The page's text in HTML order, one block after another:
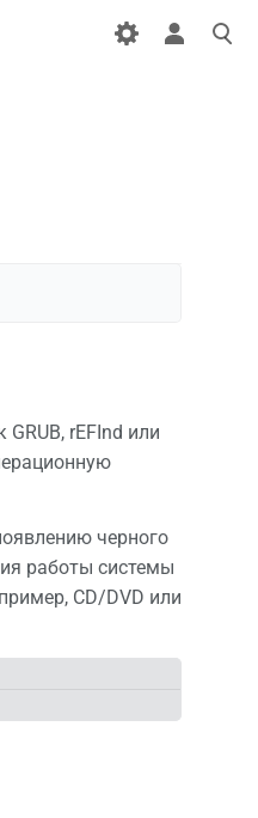
rEFInd или
черного
работы системы
CD/DVD или